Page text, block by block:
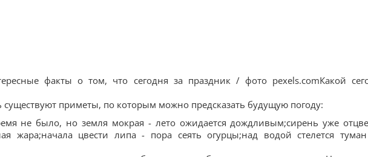
факты о том, что сегодня за праздник / фото pexels.comКакой
приметы, по которым можно предсказать будущую погоду:
не было, но земля мокрая - лето ожидается дождливым;сирень уже
жара;начала цвести липа - пора сеять огурцы;над водой стелется